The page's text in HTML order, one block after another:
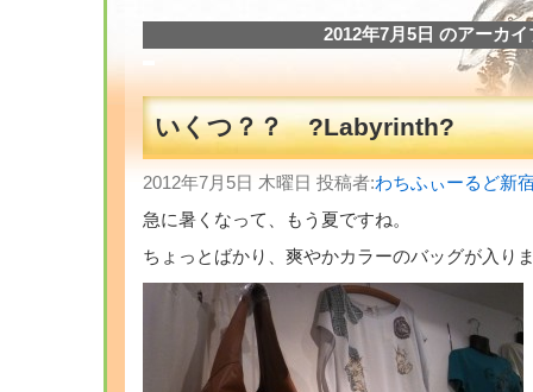
2012年7月5日 のアーカイ
いくつ？？ ?Labyrinth?
2012年7月5日 木曜日 投稿者:わちふぃーるど新
急に暑くなって、もう夏ですね。
ちょっとばかり、爽やかカラーのバッグが入り